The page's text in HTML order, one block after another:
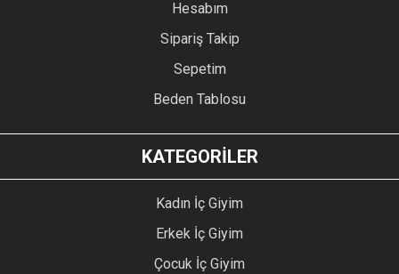
Hesabım
Sipariş Takip
Sepetim
Beden Tablosu
KATEGORİLER
Kadın İç Giyim
Erkek İç Giyim
Çocuk İç Giyim